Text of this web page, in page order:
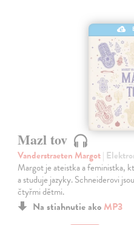
Mazl tov
Vanderstraeten Margot|
Margot je ateistka a feministka,
a studuje jazyky. Schneiderovi
čtyřmi dětmi.
Na stiahnutie ako MP3